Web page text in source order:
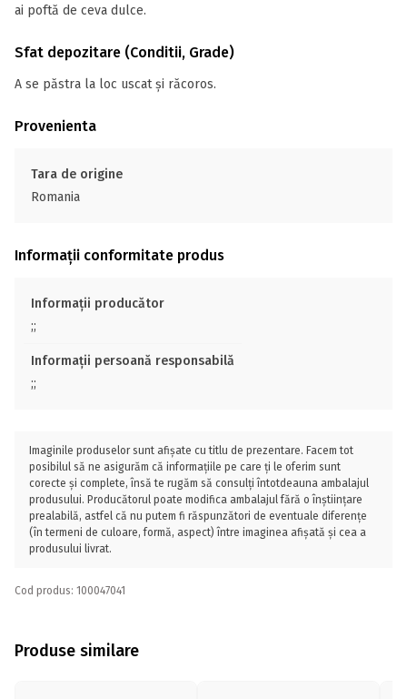
ai poftă de ceva dulce.
Sfat depozitare (Conditii, Grade)
A se păstra la loc uscat și răcoros.
Provenienta
Tara de origine
Romania
Informații conformitate produs
Informații producător
;;
Informații persoană responsabilă
;;
Imaginile produselor sunt afișate cu titlu de prezentare. Facem tot
posibilul să ne asigurăm că informațiile pe care ți le oferim sunt
corecte și complete, însă te rugăm să consulți întotdeauna ambalajul
produsului. Producătorul poate modifica ambalajul fără o înștiințare
prealabilă, astfel că nu putem fi răspunzători de eventuale diferențe
(în termeni de culoare, formă, aspect) între imaginea afișată și cea a
produsului livrat.
Cod produs: 100047041
Produse similare